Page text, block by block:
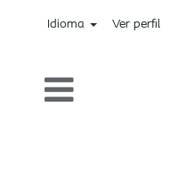
Idioma Ver perfil